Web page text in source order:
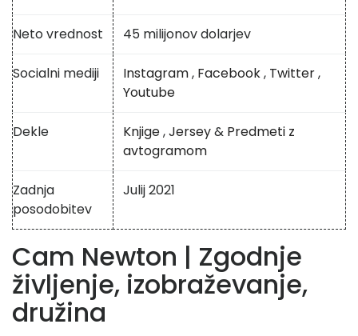
Neto vrednost 45 milijonov dolarjev
Socialni mediji Instagram, Facebook, Twitter,
Youtube
Dekle Knjige,Jersey& Predmeti z
avtogramom
Zadnja
posodobitev
Julij 2021
Cam Newton | Zgodnje
življenje, izobraževanje,
družina